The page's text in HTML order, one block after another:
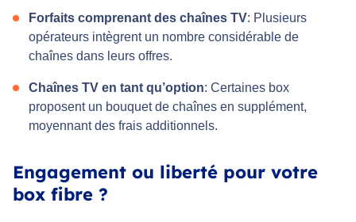
Forfaits comprenant des chaînes TV: Plusieurs
opérateurs intègrent un nombre considérable de
chaînes dans leurs offres.
Chaînes TV en tant qu’option: Certaines box
proposent un bouquet de chaînes en supplément,
moyennant des frais additionnels.
Engagement ou liberté pour votre
box fibre ?